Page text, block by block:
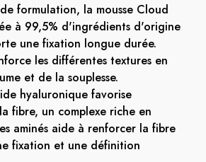
formulation, la mousse Cloud
à 99,5% d'ingrédients d'origine
une fixation longue durée.
les différentes textures en
et de la souplesse.
hyaluronique favorise
fibre, un complexe riche en
aminés aide à renforcer la fibre
fixation et une définition